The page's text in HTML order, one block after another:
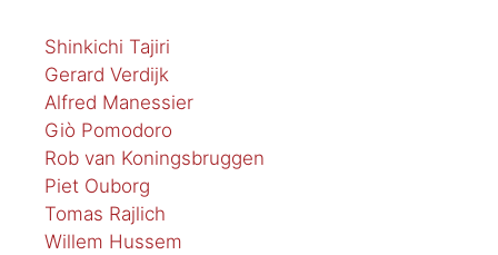
Shinkichi Tajiri
Gerard Verdijk
Alfred Manessier
Giò Pomodoro
Rob van Koningsbruggen
Piet Ouborg
Tomas Rajlich
Willem Hussem